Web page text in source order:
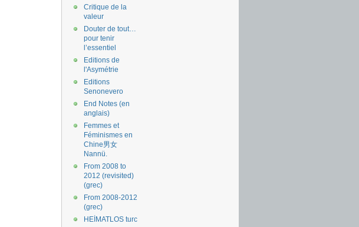
Critique de la
valeur
Douter de tout…
pour tenir
l’essentiel
Editions de
l'Asymétrie
Editions
Senonevero
End Notes (en
anglais)
Femmes et
Féminismes en
Chine男女
Nannü.
From 2008 to
2012 (revisited)
(grec)
From 2008-2012
(grec)
HEİMATLOS turc